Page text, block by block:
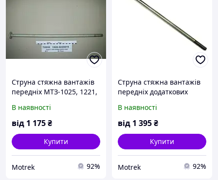
Струна стяжна вантажів
передніх МТЗ-1025, 1221,
В наявності
від 1 175₴
Купити
Motrek 92%
Струна стяжна вантажів
передніх додаткових
1025-4235015-05
В наявності
від 1 395₴
Купити
Motrek 92%